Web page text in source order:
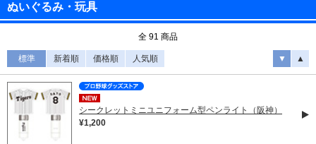
ぬいぐるみ・玩具
全 91 商品
標準 新着順 価格順 人気順 ▼ ▲
シークレットミニユニフォーム型ペンライト（阪神）
¥1,200